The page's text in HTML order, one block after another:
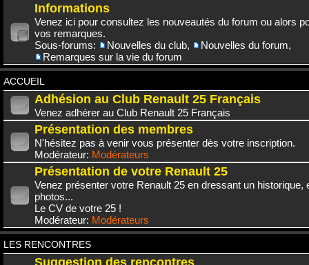
Informations
Venez ici pour consultez les nouveautés du forum ou alors
vos remarques.
Sous-forums:
Nouvelles du club, Nouvelles du forum,
Remarques sur la vie du forum
ACCUEIL
Adhésion au Club Renault 25 Français
Venez adhérer au Club Renault 25 Français
Présentation des membres
N'hésitez pas à venir vous présenter dès votre inscription.
Modérateur: Modérateurs
Présentation de votre Renault 25
Venez présenter votre Renault 25 en dressant un historique,
photos...
Le CV de votre 25 !
Modérateur: Modérateurs
LES RENCONTRES
Suggestion des rencontres